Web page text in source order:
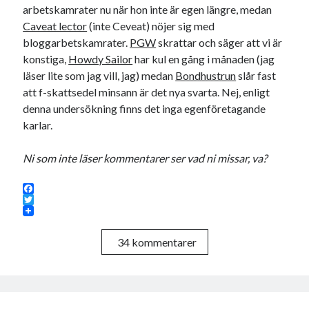
arbetskamrater nu när hon inte är egen längre, medan
Caveat lector(inte Ceveat) nöjer sig med
bloggarbetskamrater. PGWskrattar och säger att vi är
konstiga, Howdy Sailorhar kul en gång i månaden (jag
läser lite som jag vill, jag) medan Bondhustrunslår fast
att f-skattsedel minsann är det nya svarta. Nej, enligt
denna undersökning finns det inga egenföretagande
karlar.
Ni som inte läser kommentarer ser vad ni missar, va?
F
a
T
34 kommentarer